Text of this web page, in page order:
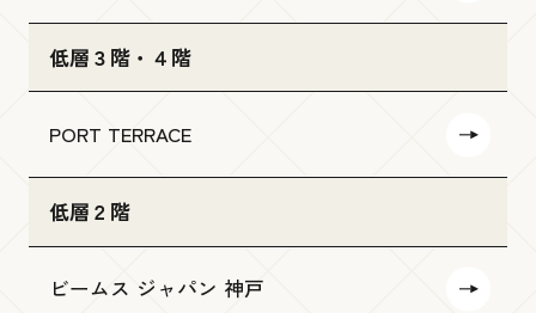
低層３階・４階
PORT TERRACE
低層２階
ビームス ジャパン 神戸